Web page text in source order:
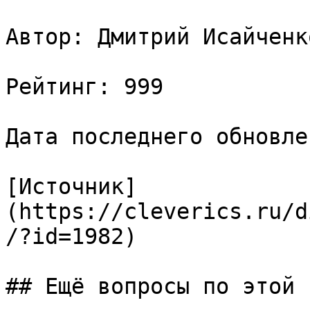
Автор: Дмитрий
Рейтинг: 999
Дата последнего
[Источник]
(https://cleverics.ru/
/?id=1982)
## Ещё вопросы по этой